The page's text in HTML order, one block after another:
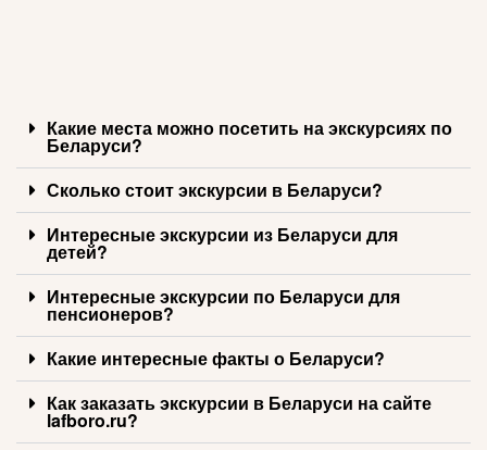
Какие места можно посетить на экскурсиях по
Беларуси?
Сколько стоит экскурсии в Беларуси?
Интересные экскурсии из Беларуси для
детей?
Интересные экскурсии по Беларуси для
пенсионеров?
Какие интересные факты о Беларуси?
Как заказать экскурсии в Беларуси на сайте
lafboro.ru?